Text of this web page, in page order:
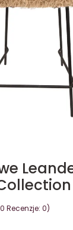
Recenzje: 0)